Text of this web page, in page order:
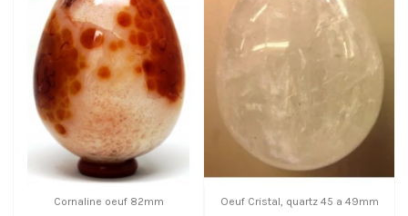
Cornaline oeuf 82mm Oeuf Cristal, quartz 45 a 49mm